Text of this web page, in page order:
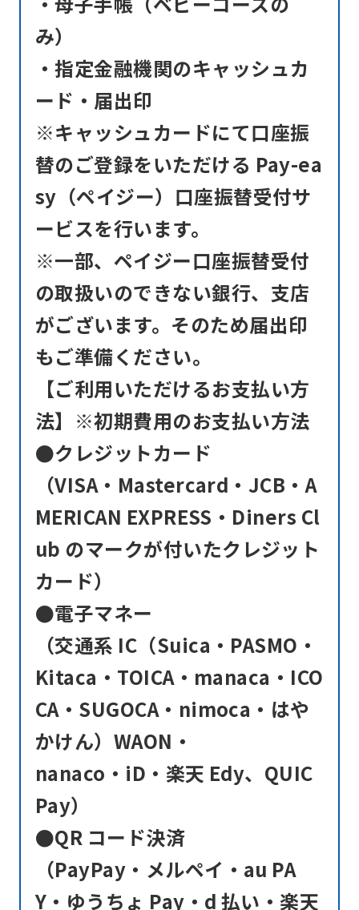
み）
・指定金融機関のキャッシュカ
ード・届出印
※キャッシュカードにて口座振
替のご登録をいただける Pay-ea
sy（ペイジー）口座振替受付サ
ービスを行います。
※一部、ペイジー口座振替受付
の取扱いのできない銀行、支店
がございます。そのため届出印
もご準備ください。
【ご利用いただけるお支払い方
法】※初期費用のお支払い方法
●クレジットカード
（VISA・Mastercard・JCB・A
MERICAN EXPRESS・Diners Cl
ub のマークが付いたクレジット
カード）
●電子マネー
（交通系 IC（Suica・PASMO・
Kitaca・TOICA・manaca・ICO
CA・SUGOCA・nimoca・はや
かけん）WAON・
nanaco・iD・楽天 Edy、QUIC
Pay）
●QR コード決済
（PayPay・メルペイ・au PA
Y・ゆうちょ Pay・d 払い・楽天